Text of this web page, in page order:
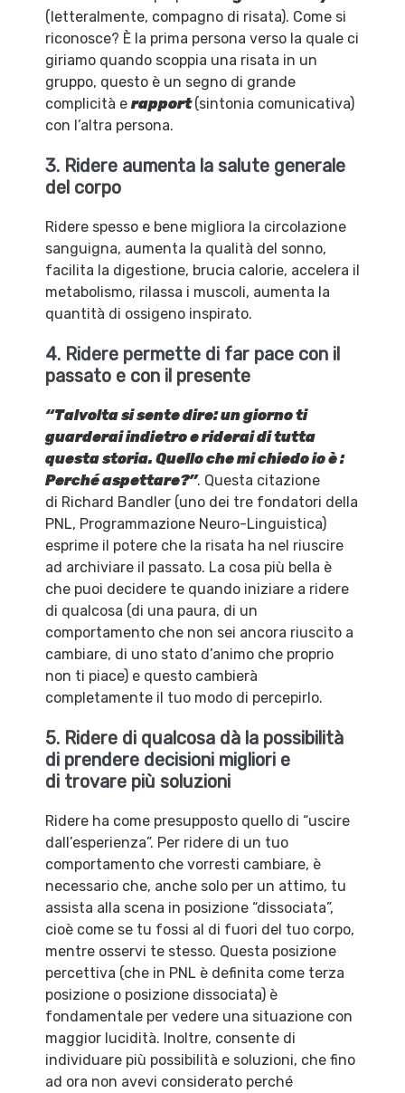
(letteralmente, compagno di risata). Come si
riconosce? È la prima persona verso la quale ci
giriamo quando scoppia una risata in un
gruppo, questo è un segno di grande
complicità erapport(sintonia comunicativa)
con l’altra persona.
3. Ridere aumenta la salute generale
del corpo
Ridere spesso e bene migliora la circolazione
sanguigna, aumenta la qualità del sonno,
facilita la digestione, brucia calorie, accelera il
metabolismo, rilassa i muscoli, aumenta la
quantità di ossigeno inspirato.
4. Ridere permette di far pace con il
passato e con il presente
“Talvolta si sente dire: un giorno ti
guarderai indietro e riderai di tutta
questa storia. Quello che mi chiedo io è :
Perché aspettare?”. Questa citazione
di Richard Bandler (uno dei tre fondatori della
PNL, Programmazione Neuro-Linguistica)
esprime il potere che la risata ha nel riuscire
ad archiviare il passato. La cosa più bella è
che puoi decidere te quando iniziare a ridere
di qualcosa (di una paura, di un
comportamento che non sei ancora riuscito a
cambiare, di uno stato d’animo che proprio
non ti piace) e questo cambierà
completamente il tuo modo di percepirlo.
5. Ridere di qualcosa dà la possibilità
di prendere decisioni migliori e
di trovare più soluzioni
Ridere ha come presupposto quello di “uscire
dall’esperienza”. Per ridere di un tuo
comportamento che vorresti cambiare, è
necessario che, anche solo per un attimo, tu
assista alla scena in posizione “dissociata”,
cioè come se tu fossi al di fuori del tuo corpo,
mentre osservi te stesso. Questa posizione
percettiva (che in PNL è definita come terza
posizione o posizione dissociata) è
fondamentale per vedere una situazione con
maggior lucidità. Inoltre, consente di
individuare più possibilità e soluzioni, che fino
ad ora non avevi considerato perché